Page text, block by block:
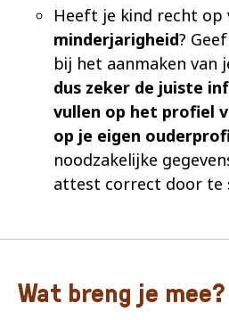
Heeft je kind recht op
minderjarigheid?
bij het aanmaken van
dus zeker de juiste
vullen op het profiel
op je eigen
noodzakelijke
attest correct door te
Wat breng je mee?